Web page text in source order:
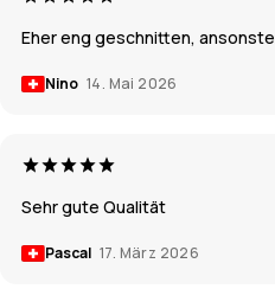
Eher eng geschnitten,
Nino 14. Mai 2026
Sehr gute Qualität
Pascal 17. März 2026